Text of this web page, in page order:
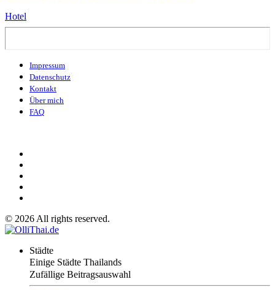
Hotel
Impressum
Datenschutz
Kontakt
Über mich
FAQ
© 2026 All rights reserved.
Städte
Einige Städte Thailands
Zufällige Beitragsauswahl